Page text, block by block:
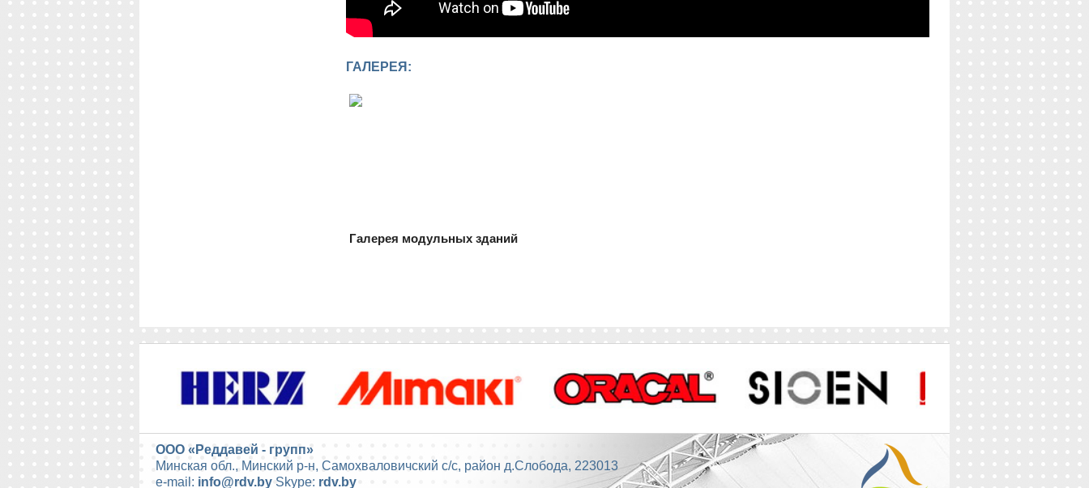
ГАЛЕРЕЯ:
Галерея модульных зданий
ООО «Реддавей - групп»
Минская обл., Минский р-н, Самохваловичский с/с, район д.Слобода, 223013
e-mail: info@rdv.by Skype: rdv.by